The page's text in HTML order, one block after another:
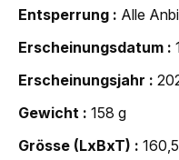
Entsperrung
Alle
Erscheinungsdatum
Erscheinungsjahr
Gewicht
158 g
Grösse (LxBxT)